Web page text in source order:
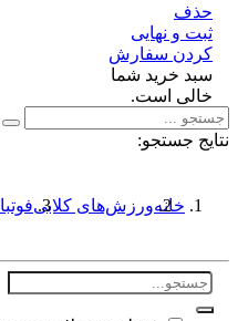
و نهایی
سفارش
خرید شما
است.
جستجو:
خانهورزش‌های کلابی فوتبال